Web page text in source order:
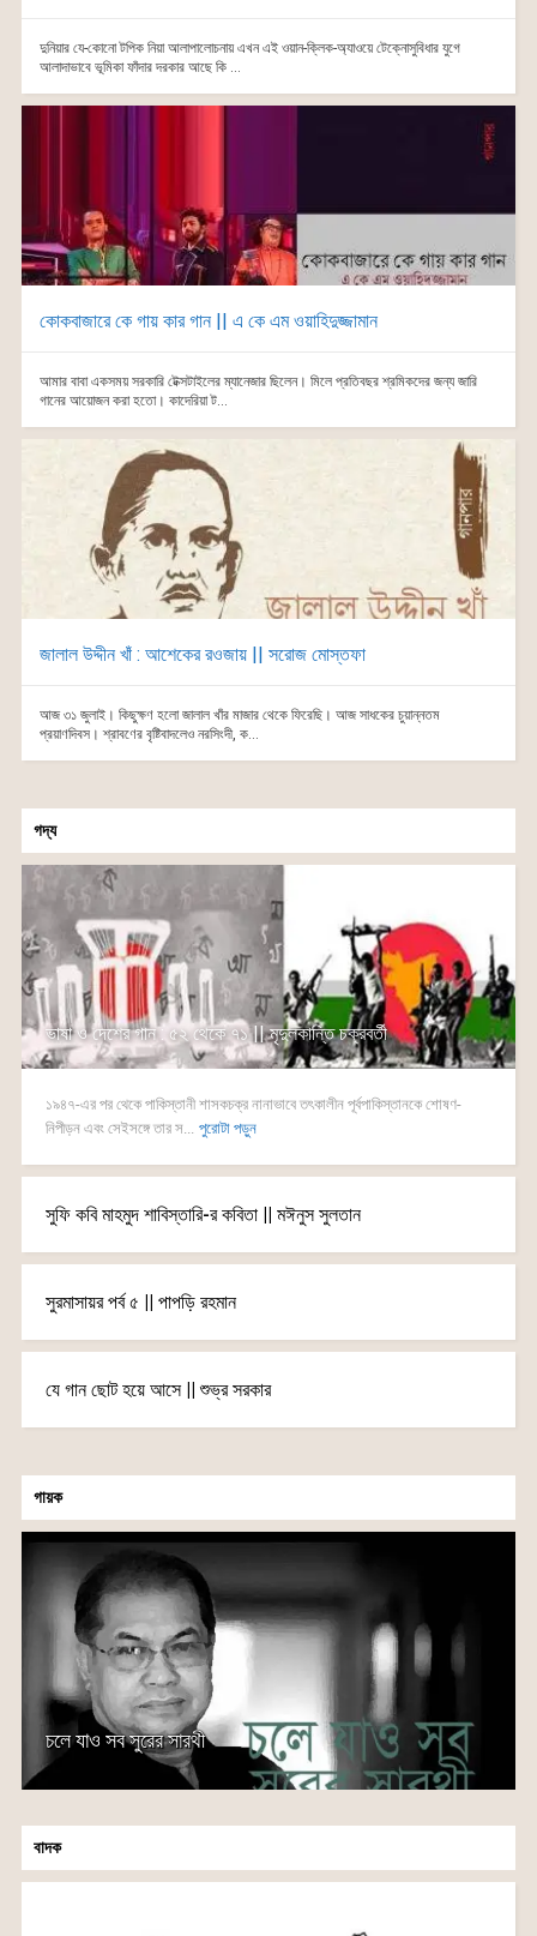
দুনিয়ার যে-কোনো টপিক নিয়া আলাপালোচনায় এখন এই ওয়ান-ক্লিক-অ্যাওয়ে টেক্নোসুবিধার যুগে
আলাদাভাবে ভূমিকা ফাঁদার দরকার আছে কি ...
কোকবাজারে কে গায় কার গান || এ কে এম ওয়াহিদুজ্জামান
আমার বাবা একসময় সরকারি টেক্সটাইলের ম্যানেজার ছিলেন। মিলে প্রতিবছর শ্রমিকদের জন্য জারি
গানের আয়োজন করা হতো। কাদেরিয়া ট...
জালাল উদ্দীন খাঁ : আশেকের রওজায় || সরোজ মোস্তফা
আজ ৩১ জুলাই। কিছুক্ষণ হলো জালাল খাঁর মাজার থেকে ফিরেছি। আজ সাধকের চুয়ান্নতম
প্রয়াণদিবস। শ্রাবণের বৃষ্টিবাদলেও নরসিংদী, ক...
গদ্য
ভাষা ও দেশের গান : ৫২ থেকে ৭১ || মৃদুলকান্তি চক্রবর্তী
১৯৪৭-এর পর থেকে পাকিস্তানী শাসকচক্র নানাভাবে তৎকালীন পূর্বপাকিস্তানকে শোষণ-
নিপীড়ন এবং সেইসঙ্গে তার স... পুরোটা পড়ুন
সুফি কবি মাহমুদ শাবিস্তারি-র কবিতা || মঈনুস সুলতান
সুরমাসায়র পর্ব ৫ || পাপড়ি রহমান
যে গান ছোট হয়ে আসে || শুভ্র সরকার
গায়ক
চলে যাও সব সুরের সারথী
বাদক